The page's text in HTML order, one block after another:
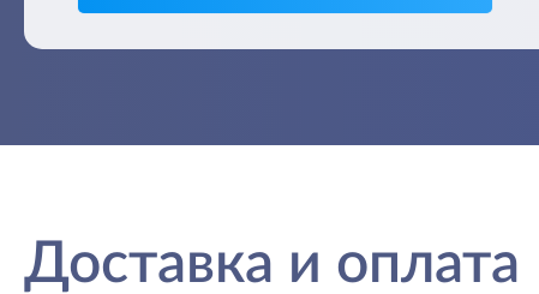
Доставка и оплата